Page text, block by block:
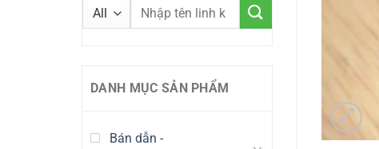
DANH MỤC SẢN PHẨM
Bán dẫn -